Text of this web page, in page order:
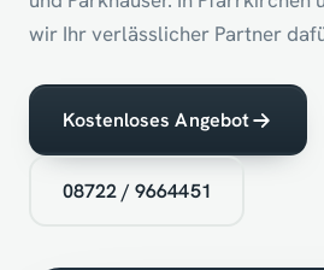
wir Ihr verlässlicher Partner
Kostenloses Angebot
08722 / 9664451